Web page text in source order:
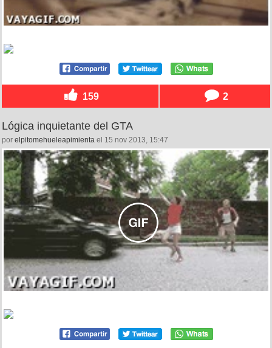
159 2
Lógica inquietante del GTA
por elpitomehueleapimienta el 15 nov 2013, 15:47